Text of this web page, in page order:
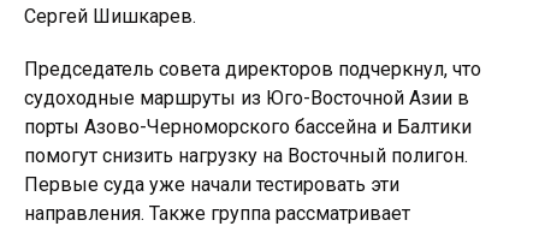
Сергей Шишкарев.
Председатель совета директоров подчеркнул, что
судоходные маршруты из Юго-Восточной Азии в
порты Азово-Черноморского бассейна и Балтики
помогут снизить нагрузку на Восточный полигон.
Первые суда уже начали тестировать эти
направления. Также группа рассматривает